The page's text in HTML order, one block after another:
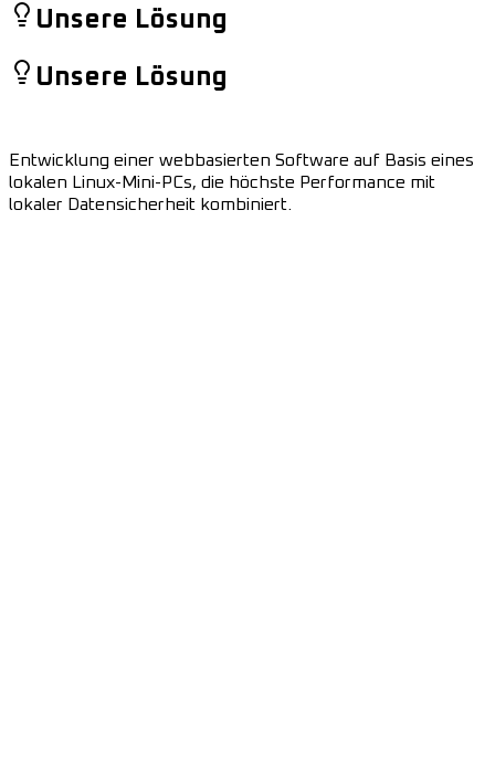
Unsere Lösung
Unsere Lösung
Entwicklung einer webbasierten Software auf Basis eines
lokalen Linux-Mini-PCs, die höchste Performance mit
lokaler Datensicherheit kombiniert.